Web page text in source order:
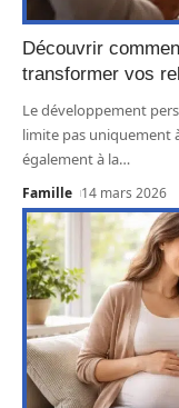
Découvrir
transformer vos
Le développement
limite pas uniquement
également à la…
Famille 14 mars 2026